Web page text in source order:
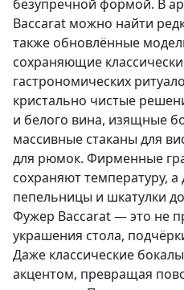
безупречной формой. В
Baccarat можно найти
также обновлённые
сохраняющие
гастрономических
кристально чистые
и белого вина, изящные
массивные стаканы для
для рюмок. Фирменные
сохраняют температуру,
пепельницы и шкатулки
Фужер Baccarat — это не
украшения стола,
Даже классические
акцентом, превращая